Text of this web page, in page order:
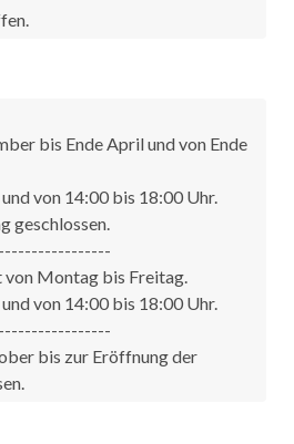
bis Ende April und von Ende
von 14:00 bis 18:00 Uhr.
geschlossen.
Montag bis Freitag.
von 14:00 bis 18:00 Uhr.
bis zur Eröffnung der